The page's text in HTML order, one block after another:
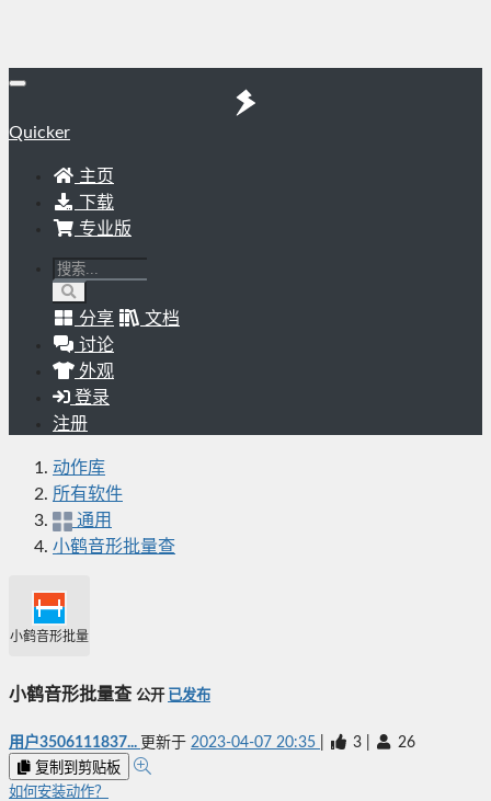
Quicker
主页
下载
专业版
分享
文档
讨论
外观
登录
注册
动作库
所有软件
通用
小鹤音形批量查
小鹤音形批量查
小鹤音形批量查 公开 已发布
用户3506111837... 更新于 2023-04-07 20:35 3 26
复制到剪贴板
如何安装动作？